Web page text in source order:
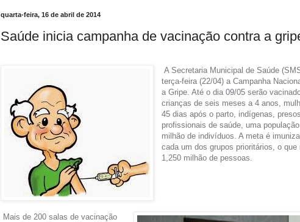
quarta-feira, 16 de abril de 2014
Saúde inicia campanha de vacinação contra a
A Secretaria Municipal de Saúde
terça-feira (22/04) a Campanha
a Gripe. Até o dia 09/05 serão
crianças de seis meses a 4 anos,
45 dias após o parto, indígenas,
profissionais de saúde, uma
milhão de indivíduos. A meta é
cada um dos grupos prioritários, o que
1,250 milhão de pessoas.
Mais de 200 salas de vacinação